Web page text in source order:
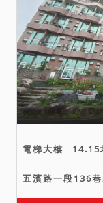
電梯大樓 14.15
五濱路一段136